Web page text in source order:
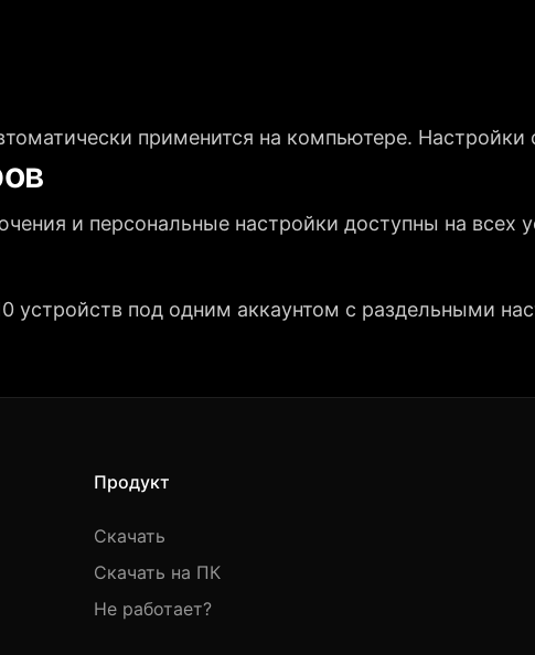
применится на компьютере. Настройки
и персональные настройки доступны на всех
устройств под одним аккаунтом с раздельными
Продукт
Скачать
Скачать на ПК
Не работает?